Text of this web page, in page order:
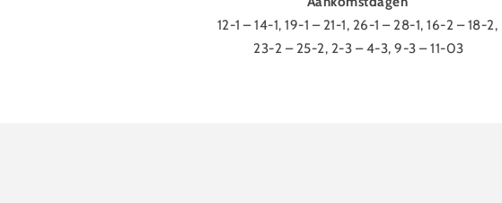
12-1 – 14-1, 19-1 – 21-1, 26-1 – 28-1, 16-2 – 18-2,
23-2 – 25-2, 2-3 – 4-3, 9-3 – 11-03